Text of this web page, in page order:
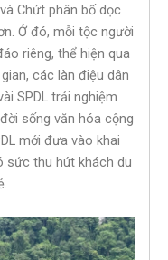
Chứt phân bố dọc
Ở đó, mỗi tộc người
riêng, thể hiện qua
các làn điệu dân
SPDL trải nghiệm
sống văn hóa cộng
mới đưa vào khai
sức thu hút khách du